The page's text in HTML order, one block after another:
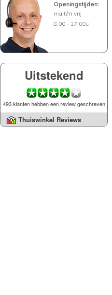
Openingstijden:
ma t/m vrij
8.00 - 17.00u
Uitstekend
493 klanten hebben een review geschreven
Thuiswinkel Reviews